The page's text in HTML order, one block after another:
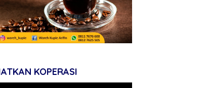
KOPERASI